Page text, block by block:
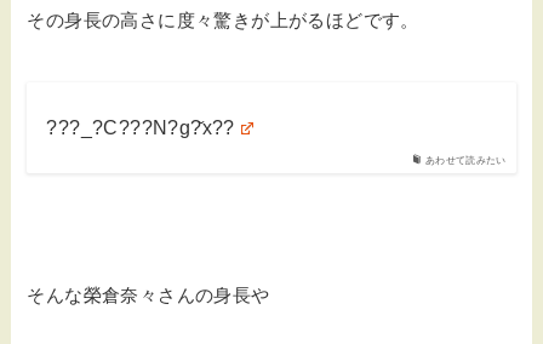
その身長の高さに度々驚きが上がるほどです。
あわせて読みたい
???_?C???N?g?̌x??
そんな榮倉奈々さんの身長や